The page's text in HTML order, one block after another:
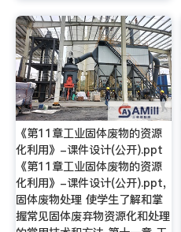
《第11章工业固体废物的资源
化利用》-课件设计(公开).ppt
《第11章工业固体废物的资源
化利用》-课件设计(公开).ppt,
固体废物处理 使学生了解和掌
握常见固体废弃物资源化和处理